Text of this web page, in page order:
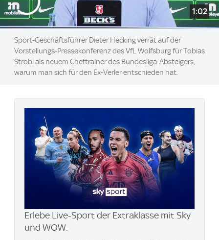
1:02
Sport-Geschäftsführer Dieter Hecking verrät auf der
Vorstellungs-Pressekonferenz des VfL Wolfsburg für Tobias
Strobl als neuem Cheftrainer des Bundesliga-Absteigers,
warum man sich für den Ex-Verler entschieden hat.
Erlebe Live-Sport der Extraklasse mit Sky
und WOW.